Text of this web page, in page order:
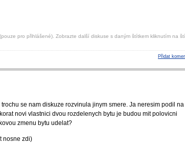
pro přihlášené). Zobrazte další diskuse s daným štítkem kliknutím na
Přidat
se nam diskuze rozvinula jinym smere. Ja neresim podil na
novi vlastnici dvou rozdelenych bytu je budou mit polovicni
zmenu bytu udelat?
nosne zdi)